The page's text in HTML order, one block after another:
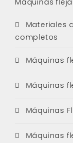
Materiales
completos
Máquinas
Máquinas
Máquinas
Máquinas